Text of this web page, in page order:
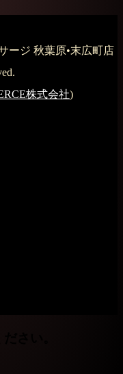
ージ 秋葉原•末広町店
株式会社)